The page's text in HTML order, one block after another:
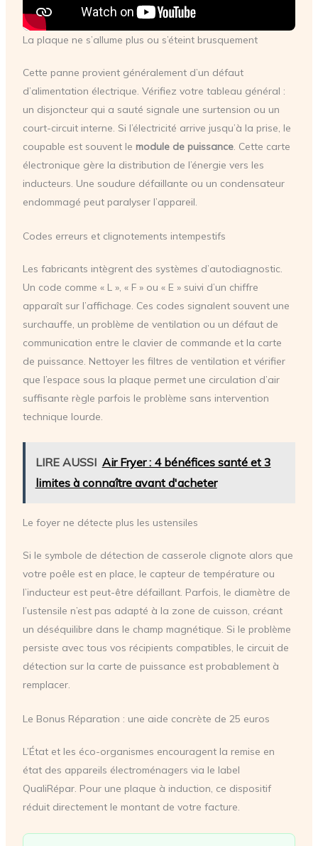
La plaque ne s’allume plus ou s’éteint brusquement
Cette panne provient généralement d’un défaut
d’alimentation électrique. Vérifiez votre tableau général :
un disjoncteur qui a sauté signale une surtension ou un
court-circuit interne. Si l’électricité arrive jusqu’à la prise, le
coupable est souvent le module de puissance. Cette carte
électronique gère la distribution de l’énergie vers les
inducteurs. Une soudure défaillante ou un condensateur
endommagé peut paralyser l’appareil.
Codes erreurs et clignotements intempestifs
Les fabricants intègrent des systèmes d’autodiagnostic.
Un code comme « L », « F » ou « E » suivi d’un chiffre
apparaît sur l’affichage. Ces codes signalent souvent une
surchauffe, un problème de ventilation ou un défaut de
communication entre le clavier de commande et la carte
de puissance. Nettoyer les filtres de ventilation et vérifier
que l’espace sous la plaque permet une circulation d’air
suffisante règle parfois le problème sans intervention
technique lourde.
LIRE AUSSI Air Fryer : 4 bénéfices santé et 3
limites à connaître avant d'acheter
Le foyer ne détecte plus les ustensiles
Si le symbole de détection de casserole clignote alors que
votre poêle est en place, le capteur de température ou
l’inducteur est peut-être défaillant. Parfois, le diamètre de
l’ustensile n’est pas adapté à la zone de cuisson, créant
un déséquilibre dans le champ magnétique. Si le problème
persiste avec tous vos récipients compatibles, le circuit de
détection sur la carte de puissance est probablement à
remplacer.
Le Bonus Réparation : une aide concrète de 25 euros
L’État et les éco-organismes encouragent la remise en
état des appareils électroménagers via le label
QualiRépar. Pour une plaque à induction, ce dispositif
réduit directement le montant de votre facture.